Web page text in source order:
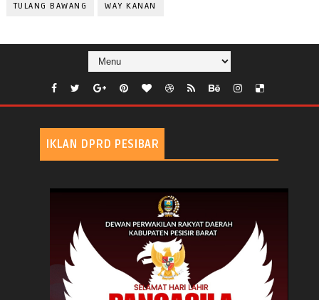
TULANG BAWANG WAY KANAN
IKLAN DPRD PESIBAR